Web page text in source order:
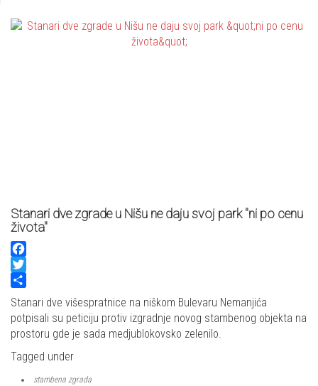
Stanari dve zgrade u Nišu ne daju svoj park "ni po cenu
života"
Facebook
Twitter
Share
Stanari dve višespratnice na niškom Bulevaru Nemanjića
potpisali su peticiju protiv izgradnje novog stambenog objekta na
prostoru gde je sada medjublokovsko zelenilo.
Tagged under
stambena zgrada